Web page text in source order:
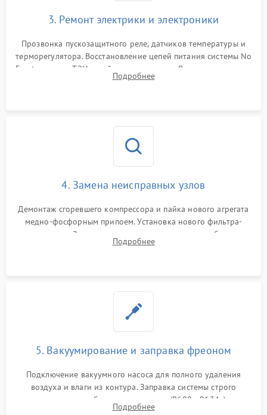
3. Ремонт электрики и электроники
Прозвонка пускозащитного реле, датчиков температуры и
терморегулятора. Восстановление цепей питания системы No
Frost, включая ТЭН оттайки и вентилятор. Ремонт или замена
платы управления при сбоях алгоритмов.
Подробнее
4. Замена неисправных узлов
Демонтаж сгоревшего компрессора и пайка нового агрегата
медно-фосфорным припоем. Установка нового фильтра-
осушителя. Замена изношенных вентиляторов обдува,
сломанных заслонок или поврежденных дверных петель.
Подробнее
5. Вакуумирование и заправка фреоном
Подключение вакуумного насоса для полного удаления
воздуха и влаги из контура. Заправка системы строго
дозированным объемом хладагента (R600a, R134a) по
электронным весам. Контроль рабочего давления в системе.
Подробнее